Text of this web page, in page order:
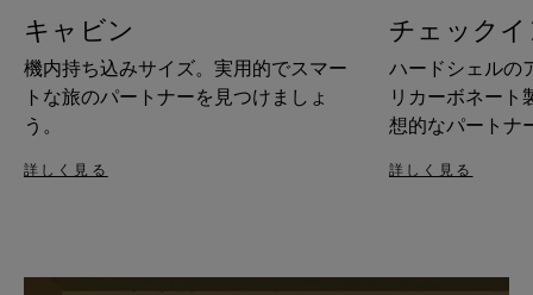
キャビン
機内持ち込みサイズ。実用的でスマー
トな旅のパートナーを見つけましょ
う。
詳しく見る
チェック
ハードシェルの
リカーボネート
想的なパートナ
詳しく見る